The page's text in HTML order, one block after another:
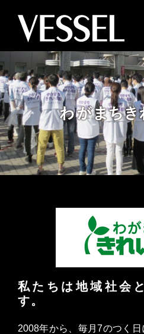
私たちは地域社会
す。
2008年から、毎月7のつく